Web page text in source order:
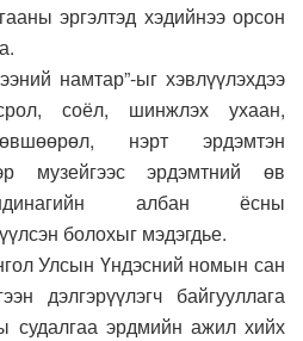
эргэлтэд хэдийнээ орсон
намтар”-ыг хэвлүүлэхдээ
соёл, шинжлэх ухаан,
нэрт эрдэмтэн
музейгээс эрдэмтний өв
албан ёсны
болохыг мэдэгдье.
Улсын Үндэсний номын сан
дэлгэрүүлэгч байгууллага
судалгаа эрдмийн ажил хийх